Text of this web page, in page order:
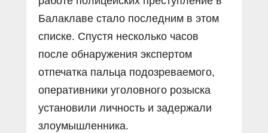
Балаклаве стало последним в этом
списке. Спустя несколько часов
после обнаружения экспертом
отпечатка пальца подозреваемого,
оперативники уголовного розыска
установили личность и задержали
злоумышленника.